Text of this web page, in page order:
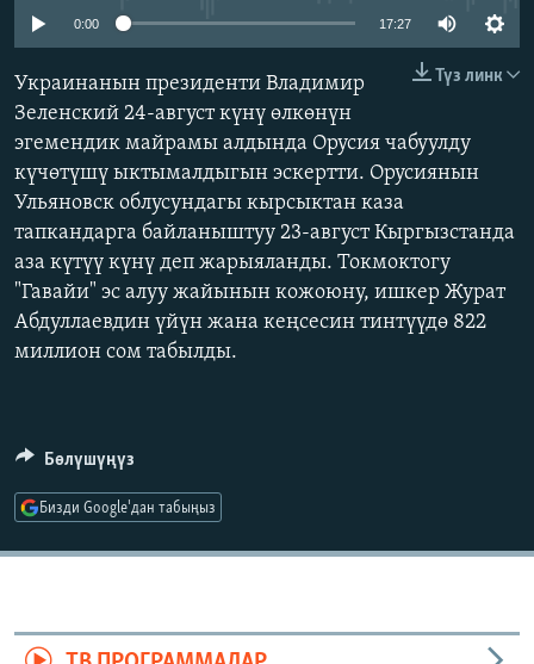
ЭЖЕ-СИҢДИЛЕР
ЫҢГАЙСЫЗ СУРООЛОР
ОНЛАЙН ШЕРИНЕ
ЭЕ/АРнун бардык сайттары
0:00 17:27
Түз линк
Украинанын президенти Владимир
Зеленский 24-август күнү өлкөнүн
эгемендик майрамы алдында Орусия чабуулду
күчөтүшү ыктымалдыгын эскертти. Орусиянын
Ульяновск облусундагы кырсыктан каза
тапкандарга байланыштуу 23-август Кыргызстанда
аза күтүү күнү деп жарыяланды. Токмоктогу
"Гавайи" эс алуу жайынын кожоюну, ишкер Журат
Абдуллаевдин үйүн жана кеңсесин тинтүүдө 822
миллион сом табылды.
Бөлүшүңүз
Бизди Google'дан табыңыз